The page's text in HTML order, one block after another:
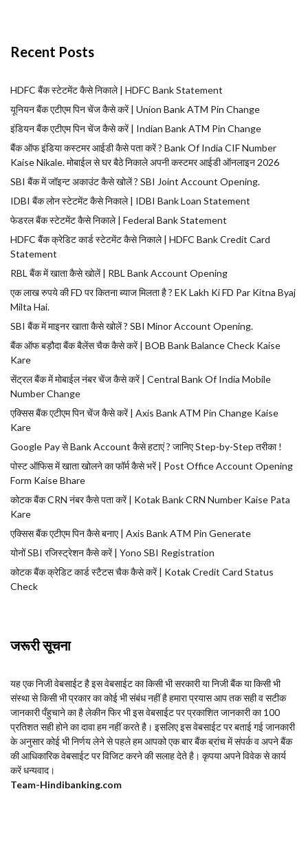
Recent Posts
HDFC बैंक स्टेटमेंट कैसे निकाले | HDFC Bank Statement
यूनियन बैंक एटीएम पिन चेंज कैसे करें | Union Bank ATM Pin Change
इंडियन बैंक एटीएम पिन चेंज कैसे करें | Indian Bank ATM Pin Change
बैंक ऑफ इंडिया कस्टमर आईडी कैसे पता करें ? Bank Of India CIF Number
Kaise Nikale. मोबाईल से घर बैठे निकाले अपनी कस्टमर आईडी ऑनलाइन 2026
SBI बैंक में जॉइन्ट अकाउंट कैसे खोलें ? SBI Joint Account Opening.
IDBI बैंक लोन स्टेटमेंट कैसे निकाले | IDBI Bank Loan Statement
फेडरल बैंक स्टेटमेंट कैसे निकाले | Federal Bank Statement
HDFC बैंक क्रेडिट कार्ड स्टेटमेंट कैसे निकाले | HDFC Bank Credit Card
Statement
RBL बैंक में खाता कैसे खोलें | RBL Bank Account Opening
एक लाख रुपये की FD पर कितना ब्याज मिलता है ? EK Lakh Ki FD Par Kitna Byaj
Milta Hai.
SBI बैंक में माइनर खाता कैसे खोलें ? SBI Minor Account Opening.
बैंक ऑफ बड़ौदा बैंक बैलेंस चैक कैसे करें | BOB Bank Balance Check Kaise
Kare
सेंट्रल बैंक में मोबाईल नंबर चेंज कैसे करें | Central Bank Of India Mobile
Number Change
एक्सिस बैंक एटीएम पिन चेंज कैसे करें | Axis Bank ATM Pin Change Kaise
Kare
Google Pay से Bank Account कैसे हटाएं ? जानिए Step-by-Step तरीका !
पोस्ट ऑफिस में खाता खोलने का फॉर्म कैसे भरें | Post Office Account Opening
Form Kaise Bhare
कोटक बैंक CRN नंबर कैसे पता करें | Kotak Bank CRN Number Kaise Pata
Kare
एक्सिस बैंक एटीएम पिन कैसे बनाए | Axis Bank ATM Pin Generate
योनों SBI रजिस्ट्रेशन कैसे करें | Yono SBI Registration
कोटक बैंक क्रेडिट कार्ड स्टैटस चैक कैसे करें | Kotak Credit Card Status
Check
जरूरी सूचना
यह एक निजी वेबसाईट है इस वेबसाईट का किसी भी सरकारी या निजी बैंक या किसी भी
संस्था से किसी भी प्रकार का कोई भी संबंध नहीं है हमारा प्रयास आप तक सही व सटीक
जानकारी पँहुचाने का है लेकीन फिर भी इस वेबसाईट पर प्रकाशित जानकारी का 100
प्रतिशत सही होने का दावा हम नहीं करते है। इसलिए इस वेबसाईट पर बताई गई जानकारी
के अनुसार कोई भी निर्णय लेने से पहले हम आपको एक बार बैंक ब्रांच में संपर्क व अपने बैंक
की आधिकारिक वेबसाईट पर विजिट करने की सलाह देते है। कृपया अपने विवेक से कार्य
करें धन्यवाद।
Team-Hindibanking.com